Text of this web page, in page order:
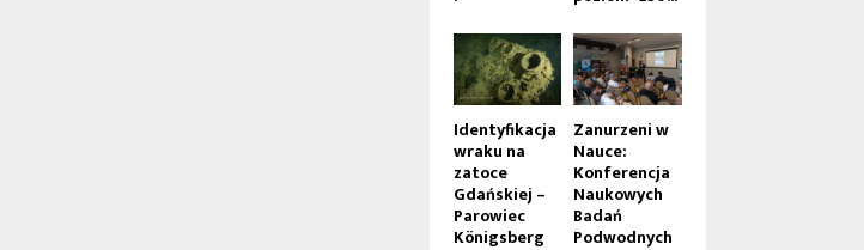
Identyfikacja
wraku na
zatoce
Gdańskiej –
Parowiec
Königsberg
Zanurzeni w
Nauce:
Konferencja
Naukowych
Badań
Podwodnych